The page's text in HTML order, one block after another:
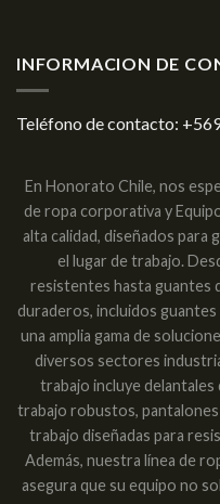
INFORMACION DE
Teléfono de contacto:
En Honorato Chile, nos
de ropa corporativa y
alta calidad, diseñados para
el lugar de trabajo.
resistentes hasta guantes
duraderos, incluidos
una amplia gama de
diversos sectores
trabajo incluye
trabajo robustos,
trabajo diseñadas para
Además, nuestra línea de
asegura que su equipo no